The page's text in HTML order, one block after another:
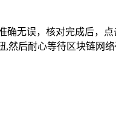
无误，核对完成后，
然后耐心等待区块链网络